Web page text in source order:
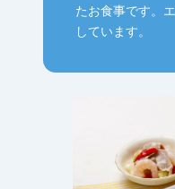
たお食事です。
しています。